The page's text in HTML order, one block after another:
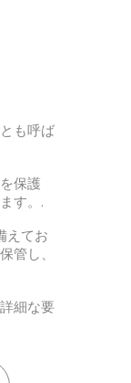
も呼ば
保護
す。.
えてお
管し、
細な要